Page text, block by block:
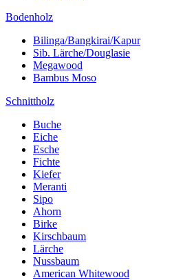
Bodenholz
Bilinga/Bangkirai/Kapur
Sib. Lärche/Douglasie
Megawood
Bambus Moso
Schnittholz
Buche
Eiche
Esche
Fichte
Kiefer
Meranti
Sipo
Ahorn
Birke
Kirschbaum
Lärche
Nussbaum
American Whitewood